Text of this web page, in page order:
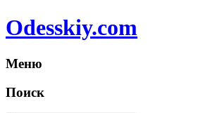
Odesskiy.com
Меню
Поиск